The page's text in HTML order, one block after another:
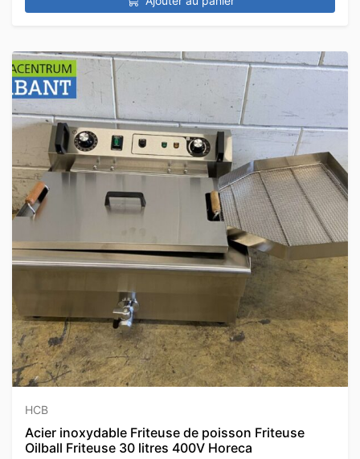
HCB
Acier inoxydable Friteuse de poisson Friteuse
Oilball Friteuse 30 litres 400V Horeca